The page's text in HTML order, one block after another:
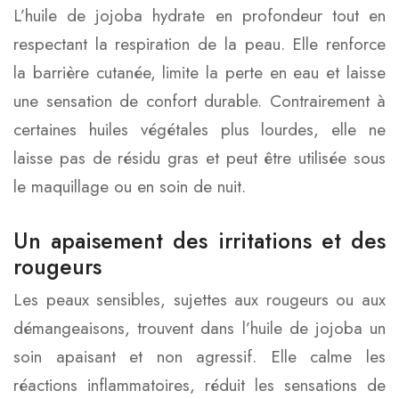
L’huile de jojoba hydrate en profondeur tout en
respectant la respiration de la peau. Elle renforce
la barrière cutanée, limite la perte en eau et laisse
une sensation de confort durable. Contrairement à
certaines huiles végétales plus lourdes, elle ne
laisse pas de résidu gras et peut être utilisée sous
le maquillage ou en soin de nuit.
Un apaisement des irritations et des
rougeurs
Les peaux sensibles, sujettes aux rougeurs ou aux
démangeaisons, trouvent dans l’huile de jojoba un
soin apaisant et non agressif. Elle calme les
réactions inflammatoires, réduit les sensations de